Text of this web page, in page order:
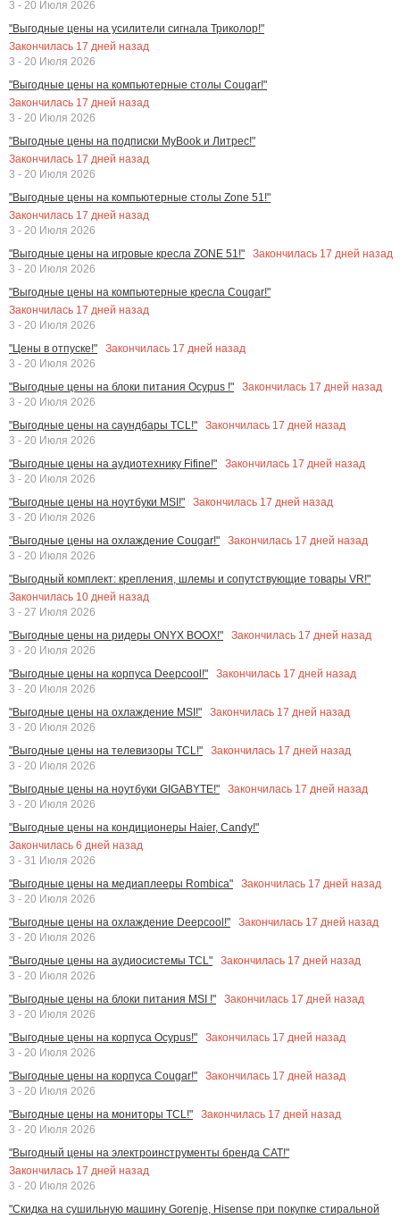
3 - 20 Июля 2026
"Выгодные цены на усилители сигнала Триколор!"
Закончилась 17 дней назад
3 - 20 Июля 2026
"Выгодные цены на компьютерные столы Cougar!"
Закончилась 17 дней назад
3 - 20 Июля 2026
"Выгодные цены на подписки MyBook и Литрес!"
Закончилась 17 дней назад
3 - 20 Июля 2026
"Выгодные цены на компьютерные столы Zone 51!"
Закончилась 17 дней назад
3 - 20 Июля 2026
"Выгодные цены на игровые кресла ZONE 51!"
Закончилась 17 дней назад
3 - 20 Июля 2026
"Выгодные цены на компьютерные кресла Cougar!"
Закончилась 17 дней назад
3 - 20 Июля 2026
"Цены в отпуске!"
Закончилась 17 дней назад
3 - 20 Июля 2026
"Выгодные цены на блоки питания Ocypus !"
Закончилась 17 дней назад
3 - 20 Июля 2026
"Выгодные цены на саундбары TCL!"
Закончилась 17 дней назад
3 - 20 Июля 2026
"Выгодные цены на аудиотехнику Fifine!"
Закончилась 17 дней назад
3 - 20 Июля 2026
"Выгодные цены на ноутбуки MSI!"
Закончилась 17 дней назад
3 - 20 Июля 2026
"Выгодные цены на охлаждение Cougar!"
Закончилась 17 дней назад
3 - 20 Июля 2026
"Выгодный комплект: крепления, шлемы и сопутствующие товары VR!"
Закончилась 10 дней назад
3 - 27 Июля 2026
"Выгодные цены на ридеры ONYX BOOX!"
Закончилась 17 дней назад
3 - 20 Июля 2026
"Выгодные цены на корпуса Deepcool!"
Закончилась 17 дней назад
3 - 20 Июля 2026
"Выгодные цены на охлаждение MSI!"
Закончилась 17 дней назад
3 - 20 Июля 2026
"Выгодные цены на телевизоры TCL!"
Закончилась 17 дней назад
3 - 20 Июля 2026
"Выгодные цены на ноутбуки GIGABYTE!"
Закончилась 17 дней назад
3 - 20 Июля 2026
"Выгодные цены на кондиционеры Haier, Candy!"
Закончилась 6 дней назад
3 - 31 Июля 2026
"Выгодные цены на медиаплееры Rombica"
Закончилась 17 дней назад
3 - 20 Июля 2026
"Выгодные цены на охлаждение Deepcool!"
Закончилась 17 дней назад
3 - 20 Июля 2026
"Выгодные цены на аудиосистемы TCL"
Закончилась 17 дней назад
3 - 20 Июля 2026
"Выгодные цены на блоки питания MSI !"
Закончилась 17 дней назад
3 - 20 Июля 2026
"Выгодные цены на корпуса Ocypus!"
Закончилась 17 дней назад
3 - 20 Июля 2026
"Выгодные цены на корпуса Cougar!"
Закончилась 17 дней назад
3 - 20 Июля 2026
"Выгодные цены на мониторы TCL!"
Закончилась 17 дней назад
3 - 20 Июля 2026
"Выгодный цены на электроинструменты бренда CAT!"
Закончилась 17 дней назад
3 - 20 Июля 2026
"Скидка на сушильную машину Gorenje, Hisense при покупке стиральной